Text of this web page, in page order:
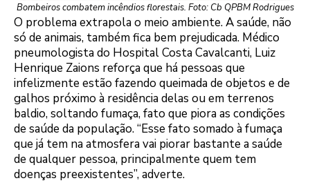
Bombeiros combatem incêndios florestais. Foto: Cb QPBM Rodrigues
O problema extrapola o meio ambiente. A saúde, não
só de animais, também fica bem prejudicada. Médico
pneumologista do Hospital Costa Cavalcanti, Luiz
Henrique Zaions reforça que há pessoas que
infelizmente estão fazendo queimada de objetos e de
galhos próximo à residência delas ou em terrenos
baldio, soltando fumaça, fato que piora as condições
de saúde da população. “Esse fato somado à fumaça
que já tem na atmosfera vai piorar bastante a saúde
de qualquer pessoa, principalmente quem tem
doenças preexistentes”, adverte.